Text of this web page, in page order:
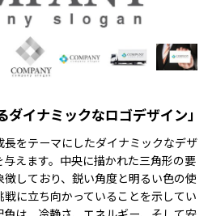
ダイナミックなロゴデザイン」
長をテーマにしたダイナミックなデザ
えます。中央に描かれた三角形の要
しており、鋭い角度と明るい色の使
に立ち向かっていることを示してい